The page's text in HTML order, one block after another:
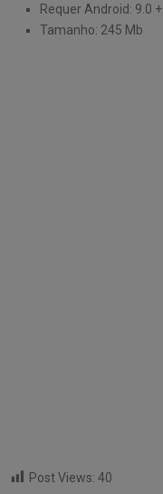
Requer Android: 9.0 +
Tamanho: 245 Mb
Post Views: 40